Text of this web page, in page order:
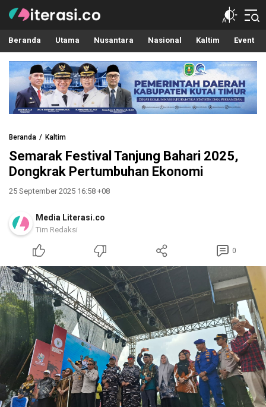
Literasi.co
Pilar Informasi
Beranda Utama Nusantara Nasional Kaltim Event
Beranda Kaltim
Semarak Festival Tanjung Bahari 2025,
Dongkrak Pertumbuhan Ekonomi
25 September 2025 16:58 +08
Media Literasi.co
Tim Redaksi
0